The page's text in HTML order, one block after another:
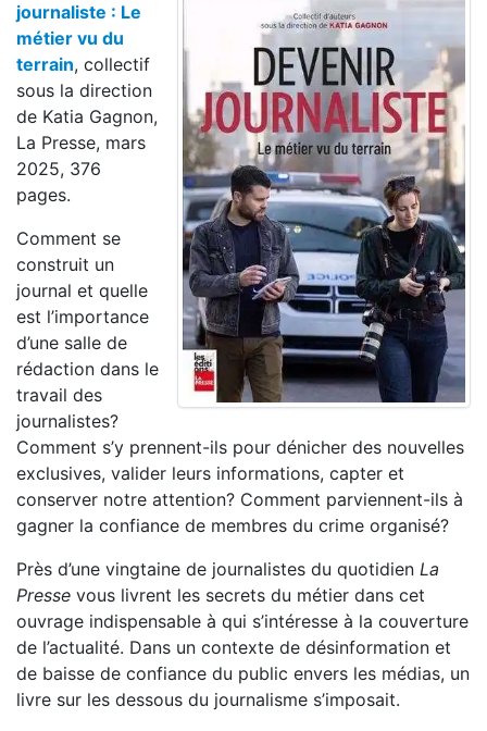
journaliste : Le
métier vu du
terrain, collectif
sous la direction
de Katia Gagnon,
La Presse, mars
2025, 376
pages.
Comment se
construit un
journal et quelle
est l’importance
d’une salle de
rédaction dans le
travail des
journalistes?
Comment s’y prennent-ils pour dénicher des nouvelles
exclusives, valider leurs informations, capter et
conserver notre attention? Comment parviennent-ils à
gagner la confiance de membres du crime organisé?
Près d’une vingtaine de journalistes du quotidien La
Presse vous livrent les secrets du métier dans cet
ouvrage indispensable à qui s’intéresse à la couverture
de l’actualité. Dans un contexte de désinformation et
de baisse de confiance du public envers les médias, un
livre sur les dessous du journalisme s’imposait.